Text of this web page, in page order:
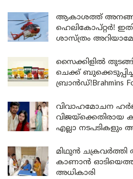
ആകാശത്ത്
ഹെലികോപ്റ്റര്‍!
ശാസ്ത്രം
സൈക്കിളിൽ
ചെക്ക്
ബ്രാൻഡ്!Brahmins
വിവാഹമോചന
വിജയ്ക്കെതിരായ
എല്ലാ നടപടികളും
മിഥുൻ
കാണാൻ
അധികാരി